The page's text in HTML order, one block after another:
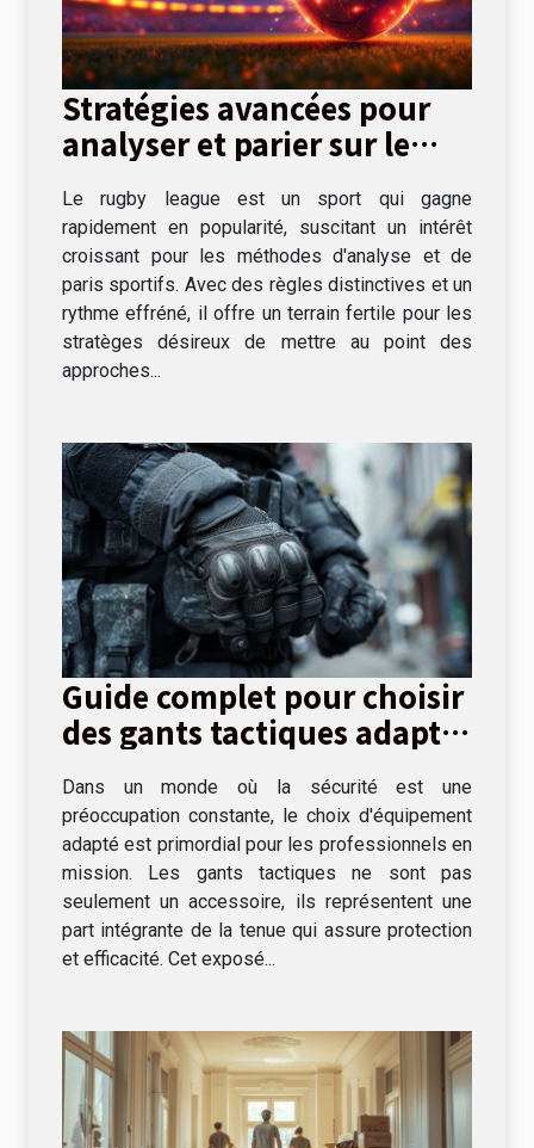
Stratégies avancées pour
analyser et parier sur le
rugby league
Le rugby league est un sport qui gagne
rapidement en popularité, suscitant un intérêt
croissant pour les méthodes d'analyse et de
paris sportifs. Avec des règles distinctives et un
rythme effréné, il offre un terrain fertile pour les
stratèges désireux de mettre au point des
approches...
Guide complet pour choisir
des gants tactiques adaptés
professionnelles
Dans un monde où la sécurité est une
préoccupation constante, le choix d'équipement
adapté est primordial pour les professionnels en
mission. Les gants tactiques ne sont pas
seulement un accessoire, ils représentent une
part intégrante de la tenue qui assure protection
et efficacité. Cet exposé...